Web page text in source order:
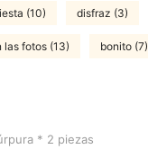
(10) disfraz (3)
las fotos (13) bonito (7)
piezas* 2 piezas